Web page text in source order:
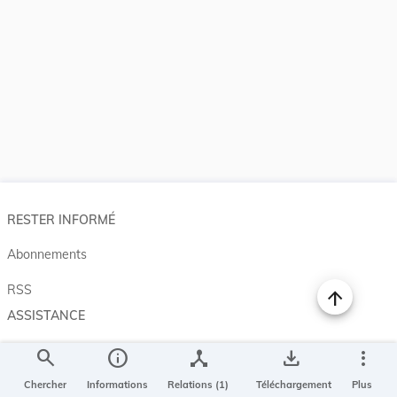
search
Chercher
info
Informations
device_hub
Relations (1)
save_alt
Téléchargement
more_vert
Plus
RESTER INFORMÉ
Abonnements
RSS
ASSISTANCE
Aide et à propos
Projet Casemates